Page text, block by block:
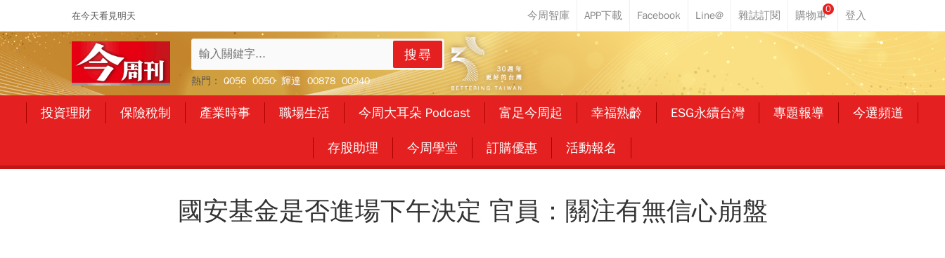
在今天看見明天
0
搜尋
熱門： 0056 0050 輝達 00878 00940
投資理財 保險稅制 產業時事 職場生活 今周大耳朵 Podcast 富足今周起 幸福熟齡 ESG永續台灣 專題報導 今選頻道
存股助理 今周學堂 訂購優惠 活動報名
國安基金是否進場下午決定 官員：關注有無信心崩盤